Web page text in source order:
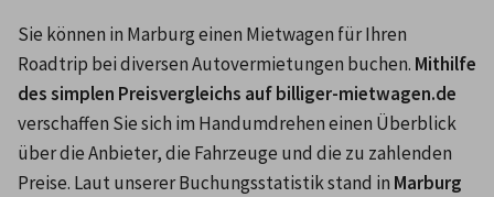
Sie können in Marburg einen Mietwagen für Ihren
Roadtrip bei diversen Autovermietungen buchen. Mithilfe
des simplen Preisvergleichs auf billiger-mietwagen.de
verschaffen Sie sich im Handumdrehen einen Überblick
über die Anbieter, die Fahrzeuge und die zu zahlenden
Preise. Laut unserer Buchungsstatistik stand in Marburg